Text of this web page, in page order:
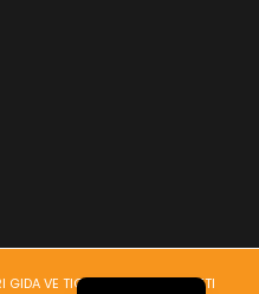
VE TICARET LIMITED SIRKETI